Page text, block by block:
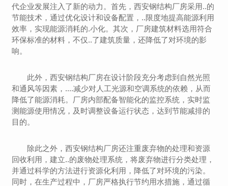
代企业发展注入了新的动力。首先，西安钢结构厂房采用..的
节能技术，通过优化设计和设备配置，..限度地提高能源利用
效率，实现能源消耗的.小化。其次，厂房建筑材料选用符合
环保标准的材料，不仅..了建筑质量，还降低了对环境的影
响。
此外，西安钢结构厂房在设计阶段充分考虑到自然光照
和通风等因素，....减少对人工光源和空调系统的依赖，从而
降低了能源消耗。厂房内部配备智能化的监控系统，实时监
测能源使用情况，及时调整设备运行状态，达到节能减排的
目的。
除此之外，西安钢结构厂房还注重废弃物的处理和资源
回收利用，建立..的废物处理系统，将废弃物进行分类处理，
并通过科学的方法进行资源化利用，降低了对环境的污染。
同时，在生产过程中，厂房严格执行节约用水措施，通过循